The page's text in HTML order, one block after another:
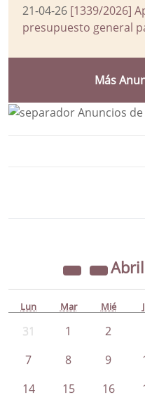
21-04-26 [1339/2026]
presupuesto general
Más
Abril
Lun Mar Mié
31 1 2
7
8 9
14
15 16